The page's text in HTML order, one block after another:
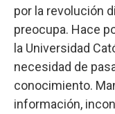
por la revolución
preocupa. Hace
la Universidad
necesidad de
conocimiento.
información,